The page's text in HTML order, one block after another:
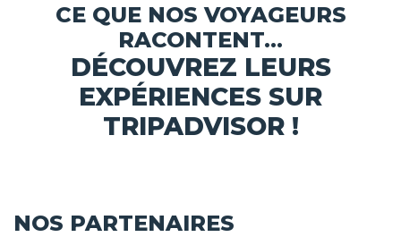
CE QUE NOS VOYAGEURS
RACONTENT...
DÉCOUVREZ LEURS
EXPÉRIENCES SUR
TRIPADVISOR !
NOS PARTENAIRES